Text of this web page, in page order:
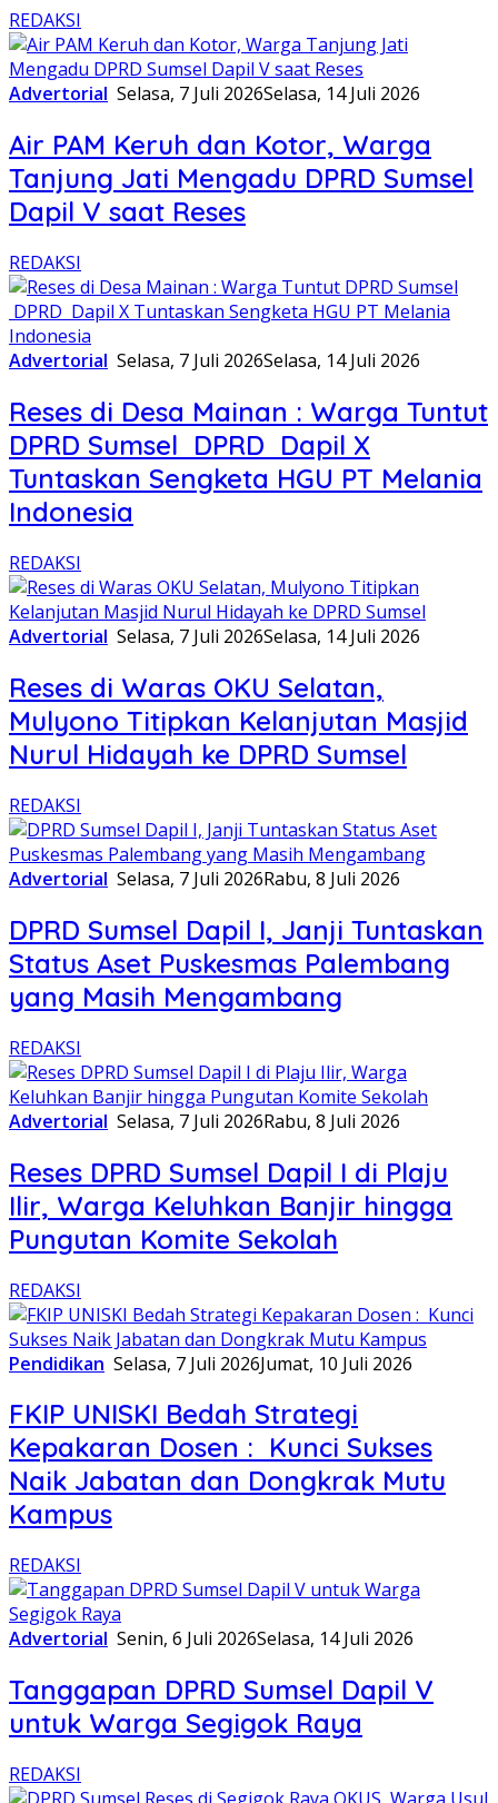
REDAKSI
Advertorial Selasa, 7 Juli 2026Selasa, 14 Juli 2026
Air PAM Keruh dan Kotor, Warga
Tanjung Jati Mengadu DPRD Sumsel
Dapil V saat Reses
REDAKSI
Advertorial Selasa, 7 Juli 2026Selasa, 14 Juli 2026
Reses di Desa Mainan : Warga Tuntut
DPRD Sumsel DPRD Dapil X
Tuntaskan Sengketa HGU PT Melania
Indonesia
REDAKSI
Advertorial Selasa, 7 Juli 2026Selasa, 14 Juli 2026
Reses di Waras OKU Selatan,
Mulyono Titipkan Kelanjutan Masjid
Nurul Hidayah ke DPRD Sumsel
REDAKSI
Advertorial Selasa, 7 Juli 2026Rabu, 8 Juli 2026
DPRD Sumsel Dapil I, Janji Tuntaskan
Status Aset Puskesmas Palembang
yang Masih Mengambang
REDAKSI
Advertorial Selasa, 7 Juli 2026Rabu, 8 Juli 2026
Reses DPRD Sumsel Dapil I di Plaju
Ilir, Warga Keluhkan Banjir hingga
Pungutan Komite Sekolah
REDAKSI
Pendidikan Selasa, 7 Juli 2026Jumat, 10 Juli 2026
FKIP UNISKI Bedah Strategi
Kepakaran Dosen : Kunci Sukses
Naik Jabatan dan Dongkrak Mutu
Kampus
REDAKSI
Advertorial Senin, 6 Juli 2026Selasa, 14 Juli 2026
Tanggapan DPRD Sumsel Dapil V
untuk Warga Segigok Raya
REDAKSI